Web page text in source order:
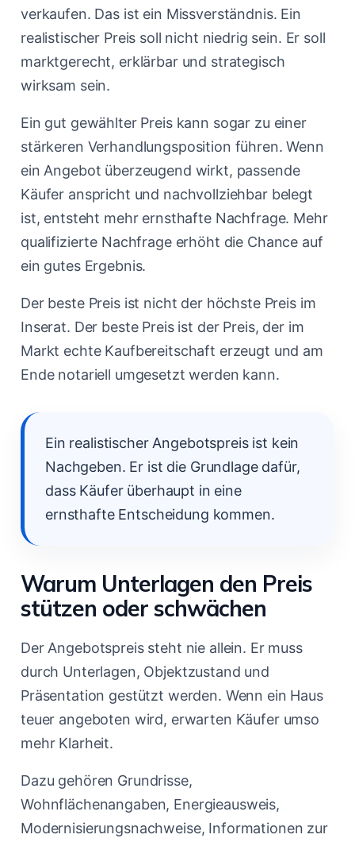
verkaufen. Das ist ein Missverständnis. Ein
realistischer Preis soll nicht niedrig sein. Er soll
marktgerecht, erklärbar und strategisch
wirksam sein.
Ein gut gewählter Preis kann sogar zu einer
stärkeren Verhandlungsposition führen. Wenn
ein Angebot überzeugend wirkt, passende
Käufer anspricht und nachvollziehbar belegt
ist, entsteht mehr ernsthafte Nachfrage. Mehr
qualifizierte Nachfrage erhöht die Chance auf
ein gutes Ergebnis.
Der beste Preis ist nicht der höchste Preis im
Inserat. Der beste Preis ist der Preis, der im
Markt echte Kaufbereitschaft erzeugt und am
Ende notariell umgesetzt werden kann.
Ein realistischer Angebotspreis ist kein
Nachgeben. Er ist die Grundlage dafür,
dass Käufer überhaupt in eine
ernsthafte Entscheidung kommen.
Warum Unterlagen den Preis
stützen oder schwächen
Der Angebotspreis steht nie allein. Er muss
durch Unterlagen, Objektzustand und
Präsentation gestützt werden. Wenn ein Haus
teuer angeboten wird, erwarten Käufer umso
mehr Klarheit.
Dazu gehören Grundrisse,
Wohnflächenangaben, Energieausweis,
Modernisierungsnachweise, Informationen zur